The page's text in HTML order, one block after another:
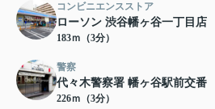
コンビニエンスストア
ローソン 渋谷幡ヶ谷一丁目店
183ｍ（3分）
警察
代々木警察署 幡ヶ谷駅前交番
226ｍ（3分）